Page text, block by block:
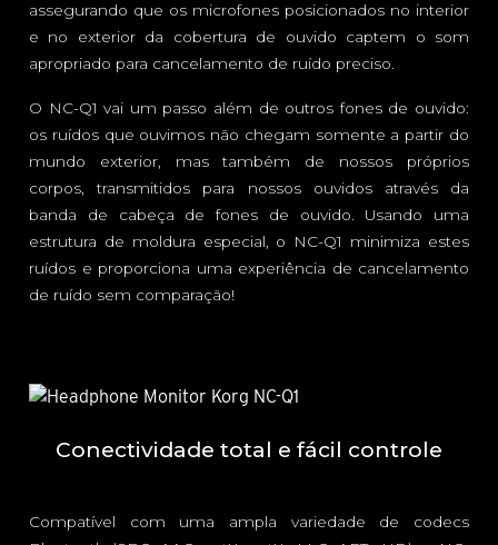
assegurando que os microfones posicionados no interior
e no exterior da cobertura de ouvido captem o som
apropriado para cancelamento de ruído preciso.
O NC-Q1 vai um passo além de outros fones de ouvido:
os ruídos que ouvimos não chegam somente a partir do
mundo exterior, mas também de nossos próprios
corpos, transmitidos para nossos ouvidos através da
banda de cabeça de fones de ouvido. Usando uma
estrutura de moldura especial, o NC-Q1 minimiza estes
ruídos e proporciona uma experiência de cancelamento
de ruído sem comparação!
Conectividade total e fácil controle
Compatível com uma ampla variedade de codecs